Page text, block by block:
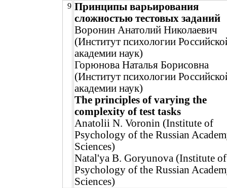
9 Принципы варьирования
сложностью тестовых заданий
Воронин Анатолий Николаевич
(Институт психологии
академии наук)
Горюнова Наталья Борисовна
(Институт психологии
академии наук)
The principles of varying the
complexity of test tasks
Anatolii N. Voronin (Institute of
Psychology of the Russian
Sciences)
Natal'ya B. Goryunova (Institute of
Psychology of the Russian
Sciences)